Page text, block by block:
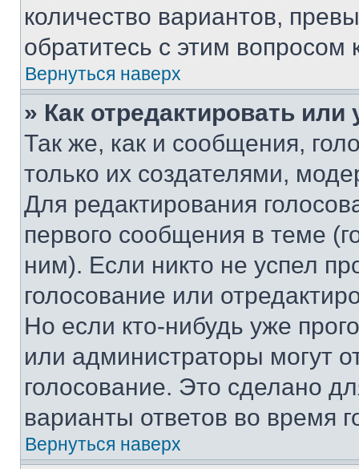
количество вариантов,
обратитесь с этим вопросом
Вернуться наверх
» Как отредактировать
Так же, как и сообщения,
только их создателями,
Для редактирования
первого сообщения в теме
ним). Если никто не успел
голосование или
Но если кто-нибудь уже
или администраторы могут
голосование. Это сделано
варианты ответов во время
Вернуться наверх